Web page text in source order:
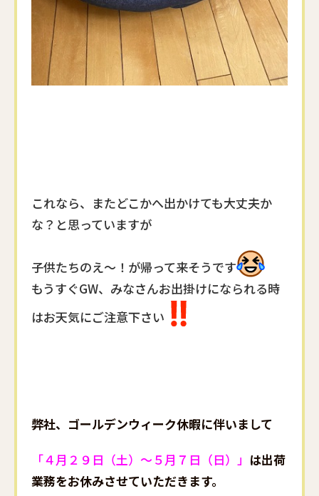
これなら、またどこかへ出かけても大丈夫か
な？と思っていますが
子供たちのえ〜！が帰って来そうです
もうすぐGW、みなさんお出掛けになられる時
はお天気にご注意下さい
弊社、ゴールデンウィーク休暇に伴いまして
「４月２９日（土）～５月７日（日）」 は出荷
業務をお休みさせていただきます。